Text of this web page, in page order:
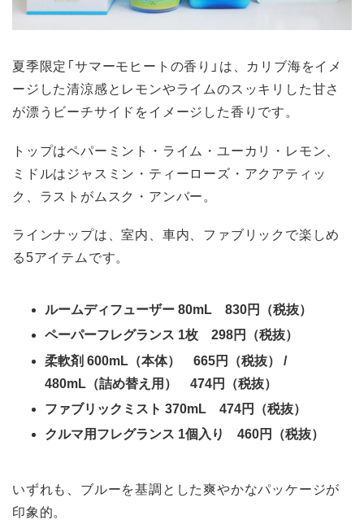
夏季限定「サマーモヒートの香り」は、カリブ海をイメ
ージした清涼感とレモンやライムのスッキリした甘さ
が漂うビーチサイドをイメージした香りです。
トップはペパーミント・ライム・ユーカリ・レモン、
ミドルはジャスミン・ティーローズ・アクアティッ
ク、ラストがムスク・アンバー。
ラインナップは、室内、車内、ファブリックで楽しめ
る5アイテムです。
ルームディフューザー 80mL 830円（税抜）
ペーパーフレグランス 1枚 298円（税抜）
柔軟剤 600mL（本体） 665円（税抜） /
480mL（詰め替え用） 474円（税抜）
ファブリックミスト 370mL 474円（税抜）
クルマ用フレグランス 1個入り 460円（税抜）
いずれも、ブルーを基調とした爽やかなパッケージが
印象的。